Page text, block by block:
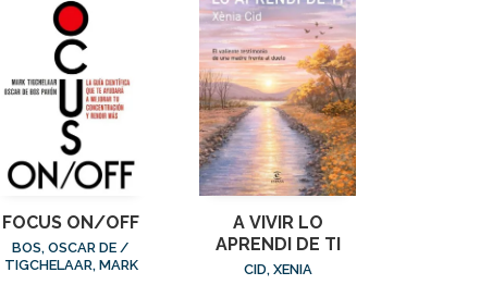
FOCUS ON/OFF
BOS, OSCAR DE /
TIGCHELAAR, MARK
A VIVIR LO
APRENDI DE TI
CID, XENIA